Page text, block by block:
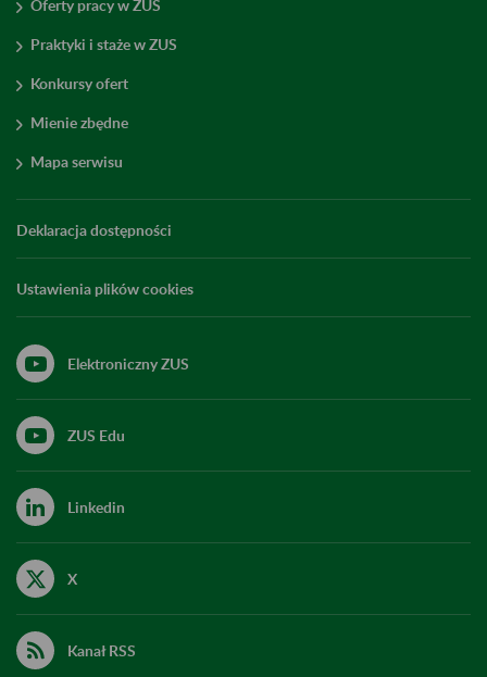
Oferty pracy w ZUS
Praktyki i staże w ZUS
Konkursy ofert
Mienie zbędne
Mapa serwisu
Deklaracja dostępności
Ustawienia plików cookies
Elektroniczny ZUS
ZUS Edu
Linkedin
X
Kanał RSS